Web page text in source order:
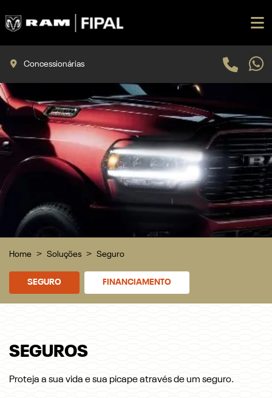
Concessionárias
Home Soluções Seguro
FINANCIAMENTO
SEGURO
SEGUROS
Proteja a sua vida e sua picape através de um seguro.